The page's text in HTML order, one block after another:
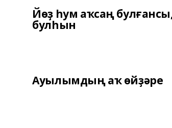
Йөҙ һум аҡсаң
булһын
Ауылымдың аҡ өйҙәре